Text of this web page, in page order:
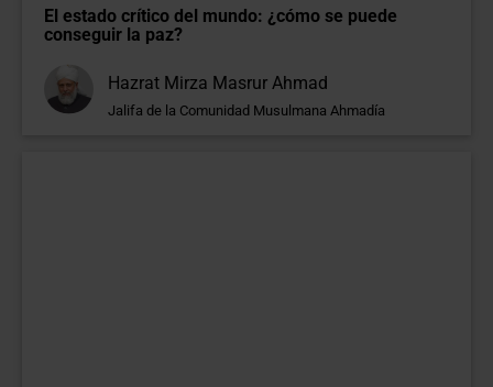
El estado crítico del mundo: ¿cómo se puede
conseguir la paz?
Hazrat Mirza Masrur Ahmad
Jalifa de la Comunidad Musulmana Ahmadía